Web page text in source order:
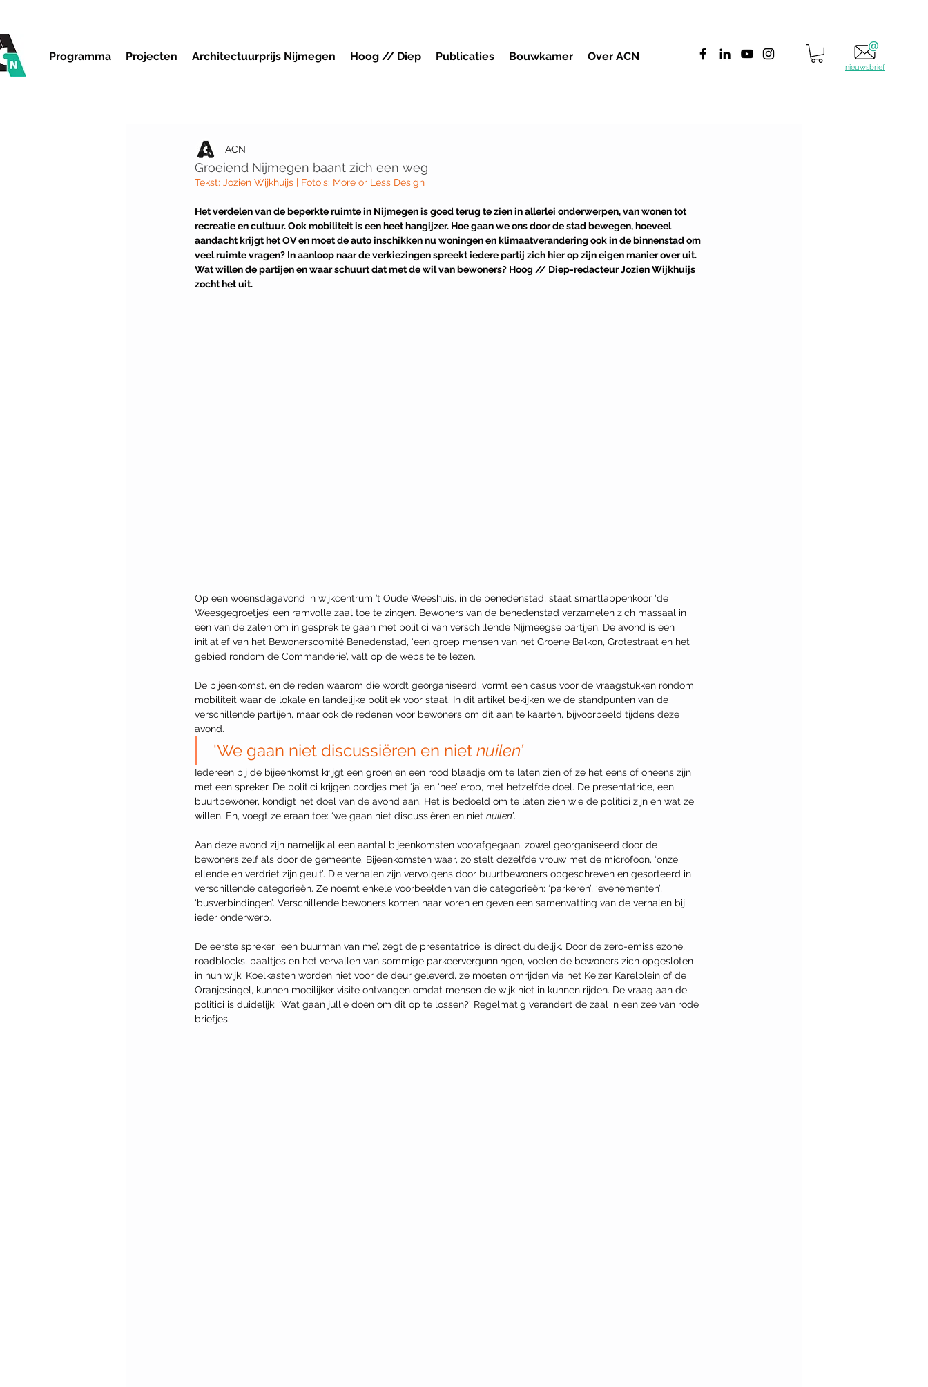
Programma Projecten Architectuurprijs Nijmegen Hoog // Diep Publicaties Bouwkamer Over ACN
nieuwsbrief
Groeiend Nijmegen baant zich een weg
ACN
Tekst: Jozien Wijkhuijs | Foto's: More or Less Design
Het verdelen van de beperkte ruimte in Nijmegen is goed terug te zien in allerlei onderwerpen, van wonen tot
recreatie en cultuur. Ook mobiliteit is een heet hangijzer. Hoe gaan we ons door de stad bewegen, hoeveel
aandacht krijgt het OV en moet de auto inschikken nu woningen en klimaatverandering ook in de binnenstad om
veel ruimte vragen? In aanloop naar de verkiezingen spreekt iedere partij zich hier op zijn eigen manier over uit.
Wat willen de partijen en waar schuurt dat met de wil van bewoners? Hoog // Diep-redacteur Jozien Wijkhuijs
zocht het uit.
Op een woensdagavond in wijkcentrum ’t Oude Weeshuis, in de benedenstad, staat smartlappenkoor ‘de
Weesgegroetjes’ een ramvolle zaal toe te zingen. Bewoners van de benedenstad verzamelen zich massaal in
een van de zalen om in gesprek te gaan met politici van verschillende Nijmeegse partijen. De avond is een
initiatief van het Bewonerscomité Benedenstad, ‘een groep mensen van het Groene Balkon, Grotestraat en het
gebied rondom de Commanderie’, valt op de website te lezen.
De bijeenkomst, en de reden waarom die wordt georganiseerd, vormt een casus voor de vraagstukken rondom
mobiliteit waar de lokale en landelijke politiek voor staat. In dit artikel bekijken we de standpunten van de
verschillende partijen, maar ook de redenen voor bewoners om dit aan te kaarten, bijvoorbeeld tijdens deze
avond.
'We gaan niet discussiëren en niet nuilen’
Iedereen bij de bijeenkomst krijgt een groen en een rood blaadje om te laten zien of ze het eens of oneens zijn
met een spreker. De politici krijgen bordjes met ‘ja’ en ‘nee’ erop, met hetzelfde doel. De presentatrice, een
buurtbewoner, kondigt het doel van de avond aan. Het is bedoeld om te laten zien wie de politici zijn en wat ze
willen. En, voegt ze eraan toe: ‘we gaan niet discussiëren en niet nuilen’.
Aan deze avond zijn namelijk al een aantal bijeenkomsten voorafgegaan, zowel georganiseerd door de
bewoners zelf als door de gemeente. Bijeenkomsten waar, zo stelt dezelfde vrouw met de microfoon, ‘onze
ellende en verdriet zijn geuit’. Die verhalen zijn vervolgens door buurtbewoners opgeschreven en gesorteerd in
verschillende categorieën. Ze noemt enkele voorbeelden van die categorieën: ‘parkeren’, ‘evenementen’,
‘busverbindingen’. Verschillende bewoners komen naar voren en geven een samenvatting van de verhalen bij
ieder onderwerp.
De eerste spreker, ‘een buurman van me’, zegt de presentatrice, is direct duidelijk. Door de zero-emissiezone,
roadblocks, paaltjes en het vervallen van sommige parkeervergunningen, voelen de bewoners zich opgesloten
in hun wijk. Koelkasten worden niet voor de deur geleverd, ze moeten omrijden via het Keizer Karelplein of de
Oranjesingel, kunnen moeilijker visite ontvangen omdat mensen de wijk niet in kunnen rijden. De vraag aan de
politici is duidelijk: ‘Wat gaan jullie doen om dit op te lossen?’ Regelmatig verandert de zaal in een zee van rode
briefjes.